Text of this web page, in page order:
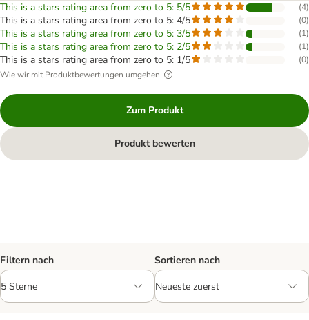
This is a stars rating area from zero to 5: 5/5 (4)
This is a stars rating area from zero to 5: 4/5 (0)
This is a stars rating area from zero to 5: 3/5 (1)
This is a stars rating area from zero to 5: 2/5 (1)
This is a stars rating area from zero to 5: 1/5 (0)
Wie wir mit Produktbewertungen umgehen
Zum Produkt
Produkt bewerten
Filtern nach Sortieren nach